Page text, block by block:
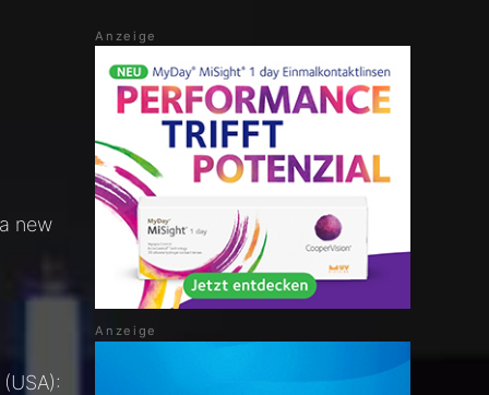
new